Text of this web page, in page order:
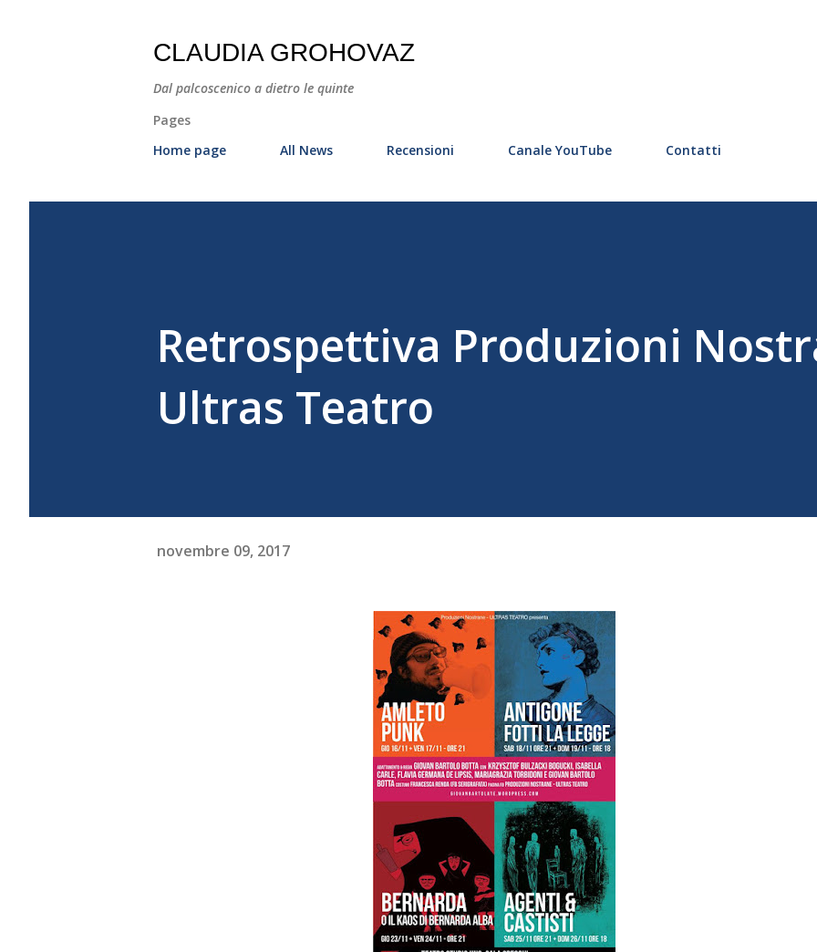
CLAUDIA GROHOVAZ
Dal palcoscenico a dietro le quinte
Pages
Home page
All News Recensioni Canale YouTube Contatti
Retrospettiva Produzioni
Ultras Teatro
novembre 09, 2017